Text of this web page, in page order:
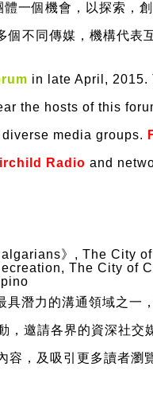
一個機會，以探索，
個不同傳媒，機構代表
in late April, 2015.
the hosts of this
media groups.
Radio and
》, The City
The City of
具潛力的溝通領域之一
，邀請各界的資深社交
，及吸引更多讀者瀏